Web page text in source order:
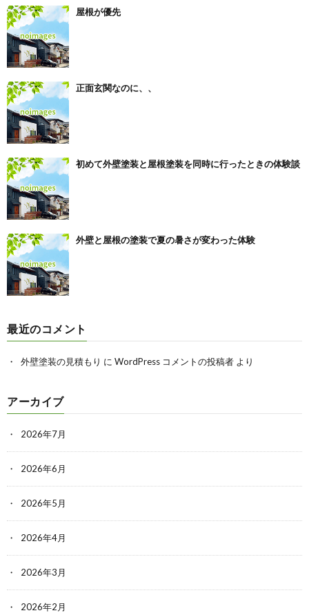
屋根が優先
正面玄関なのに、、
初めて外壁塗装と屋根塗装を同時に行ったときの体験談
外壁と屋根の塗装で夏の暑さが変わった体験
最近のコメント
外壁塗装の見積もり に WordPress コメントの投稿者 より
アーカイブ
2026年7月
2026年6月
2026年5月
2026年4月
2026年3月
2026年2月